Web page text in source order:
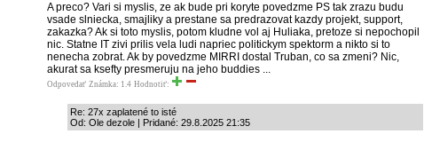
A preco? Vari si myslis, ze ak bude pri koryte povedzme PS tak zrazu budu
vsade slniecka, smajliky a prestane sa predrazovat kazdy projekt, support,
zakazka? Ak si toto myslis, potom kludne vol aj Huliaka, pretoze si nepochopil
nic. Statne IT zivi prilis vela ludi napriec politickym spektorm a nikto si to
nenecha zobrat. Ak by povedzme MIRRI dostal Truban, co sa zmeni? Nic,
akurat sa ksefty presmeruju na jeho buddies ...
Odpovedať Známka: 1.4 Hodnotiť:
Re: 27x zaplatené to isté
Od: Ole dezole | Pridané: 29.8.2025 21:35